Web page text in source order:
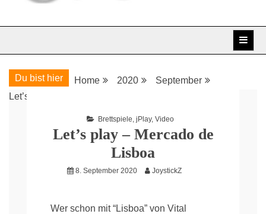
JoystickZ
Du bist hier Home 2020
September
Let’s play – Mercado de Lisboa
Brettspiele, jPlay, Video
Let’s play – Mercado de
Lisboa
8. September 2020 JoystickZ
Wer schon mit “Lisboa” von Vital